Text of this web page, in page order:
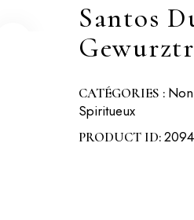
Santos
CATÉGORIES :
Spiritueux
PRODUCT ID: